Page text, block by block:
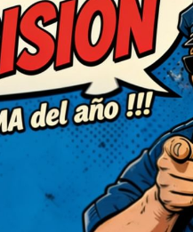
Me ha
el
en la